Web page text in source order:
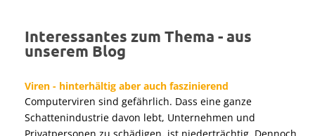
Interessantes zum Thema - aus
unserem Blog
Viren - hinterhältig aber auch faszinierend
Computerviren sind gefährlich. Dass eine ganze
Schattenindustrie davon lebt, Unternehmen und